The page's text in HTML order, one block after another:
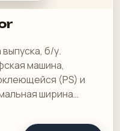
выпуска, б/у.
машина,
(PS) и
ширина